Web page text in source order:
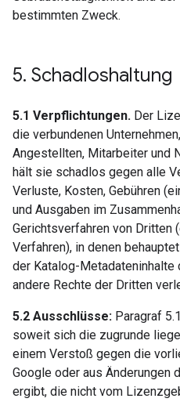
bestimmten Zweck.
5. Schadloshaltung
5.1 Verpflichtungen. Der
die verbundenen
Angestellten, Mitarbeiter und
hält sie schadlos gegen alle
Verluste, Kosten, Gebühren
und Ausgaben im
Gerichtsverfahren von Dritten
Verfahren), in denen
der Katalog-
andere Rechte der Dritten
5.2 Ausschlüsse: Paragraf
soweit sich die zugrunde
einem Verstoß gegen die
Google oder aus Änderungen
ergibt, die nicht vom